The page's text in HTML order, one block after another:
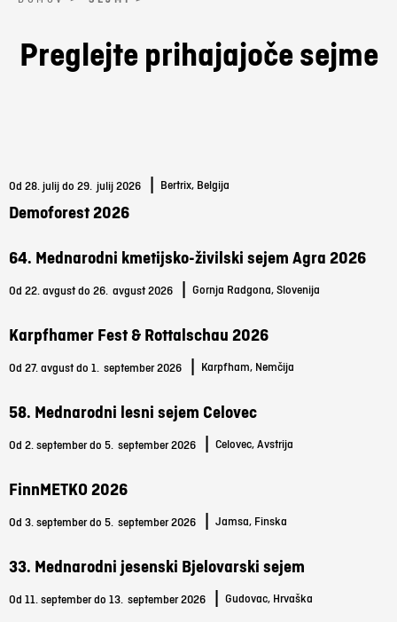
Preglejte prihajajoče sejme
Od 28. julij do 29. julij 2026 Bertrix, Belgija
Demoforest 2026
64. Mednarodni kmetijsko-živilski sejem Agra 2026
Od 22. avgust do 26. avgust 2026 Gornja Radgona, Slovenija
Karpfhamer Fest & Rottalschau 2026
Od 27. avgust do 1. september 2026 Karpfham, Nemčija
58. Mednarodni lesni sejem Celovec
Od 2. september do 5. september 2026 Celovec, Avstrija
FinnMETKO 2026
Od 3. september do 5. september 2026 Jamsa, Finska
33. Mednarodni jesenski Bjelovarski sejem
Od 11. september do 13. september 2026 Gudovac, Hrvaška